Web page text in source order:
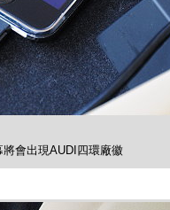
會出現AUDI四環廠徽